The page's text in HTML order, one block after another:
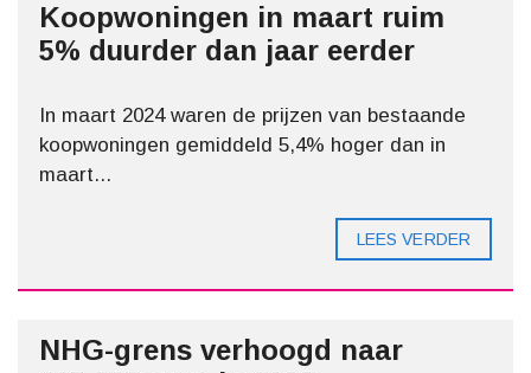
Koopwoningen in maart ruim
5% duurder dan jaar eerder
In maart 2024 waren de prijzen van bestaande
koopwoningen gemiddeld 5,4% hoger dan in
maart...
LEES VERDER
NHG-grens verhoogd naar